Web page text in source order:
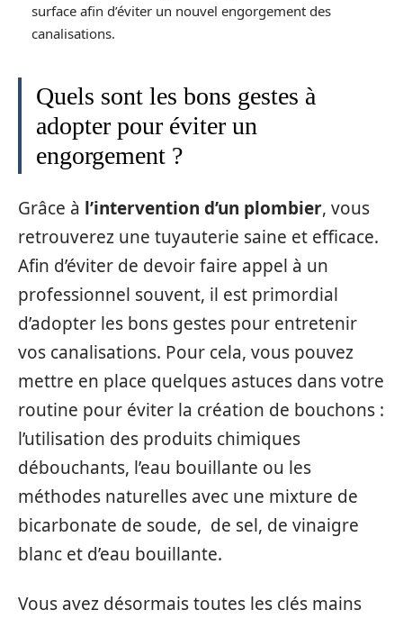
surface afin d’éviter un nouvel engorgement des
canalisations.
Quels sont les bons gestes à
adopter pour éviter un
engorgement ?
Grâce à l’intervention d’un plombier, vous
retrouverez une tuyauterie saine et efficace.
Afin d’éviter de devoir faire appel à un
professionnel souvent, il est primordial
d’adopter les bons gestes pour entretenir
vos canalisations. Pour cela, vous pouvez
mettre en place quelques astuces dans votre
routine pour éviter la création de bouchons :
l’utilisation des produits chimiques
débouchants, l’eau bouillante ou les
méthodes naturelles avec une mixture de
bicarbonate de soude, de sel, de vinaigre
blanc et d’eau bouillante.
Vous avez désormais toutes les clés mains